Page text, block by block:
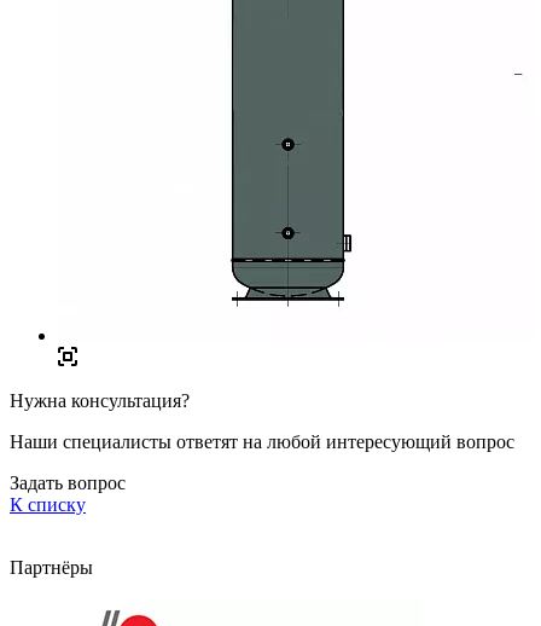
Нужна консультация?
Наши специалисты ответят на любой интересующий вопрос
Задать вопрос
К списку
Партнёры